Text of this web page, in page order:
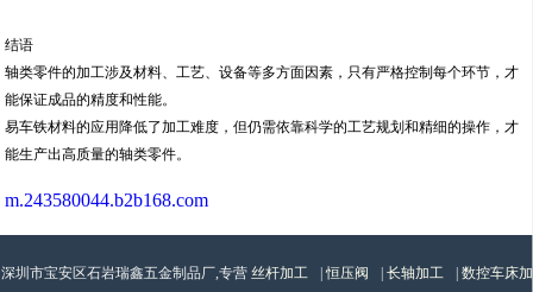
结语
轴类零件的加工涉及材料、工艺、设备等多方面因素，只有严格控制每个环节，才
能保证成品的精度和性能。
易车铁材料的应用降低了加工难度，但仍需依靠科学的工艺规划和精细的操作，才
能生产出高质量的轴类零件。
m.243580044.b2b168.com
深圳市宝安区石岩瑞鑫五金制品厂,专营 丝杆加工 |恒压阀 长轴加工
数控车床加